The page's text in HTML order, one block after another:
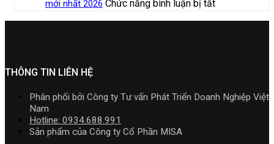
năm
tải
cài
nắm
MISA
AMIS
nghiệp
hợp
mới
nhất
Phần
mềm
SME.NET
R2
nhật
TT99/2025
mới nhất 2026 Chức năng bình luận bị tắtở
5.5.2
THÔNG TIN LIÊN HỆ
Phân phối bởi Công ty Tư vấn Phát Triển Doanh Nghiệp Việt
Nam
Hotline: 0934.688.991
Sản phẩm của Công ty Cổ Phần MISA